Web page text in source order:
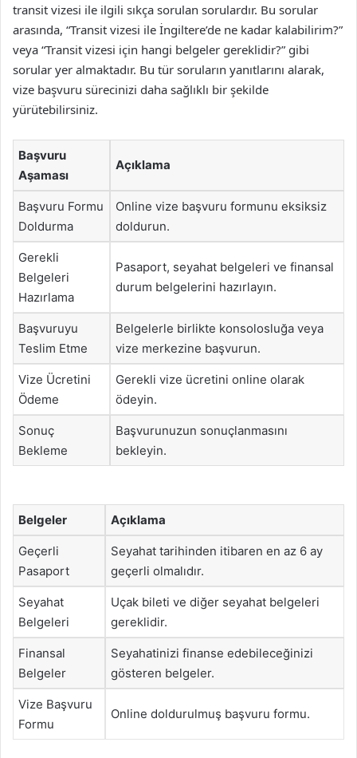
transit vizesi ile ilgili sıkça sorulan sorulardır. Bu sorular
arasında, “Transit vizesi ile İngiltere’de ne kadar kalabilirim?”
veya “Transit vizesi için hangi belgeler gereklidir?” gibi
sorular yer almaktadır. Bu tür soruların yanıtlarını alarak,
vize başvuru sürecinizi daha sağlıklı bir şekilde
yürütebilirsiniz.
Başvuru
Aşaması
Açıklama
Başvuru Formu
Doldurma
Online vize başvuru formunu eksiksiz
doldurun.
Gerekli
Belgeleri
Hazırlama
Pasaport, seyahat belgeleri ve finansal
durum belgelerini hazırlayın.
Başvuruyu
Teslim Etme
Belgelerle birlikte konsolosluğa veya
vize merkezine başvurun.
Vize Ücretini
Ödeme
Gerekli vize ücretini online olarak
ödeyin.
Sonuç
Bekleme
Başvurunuzun sonuçlanmasını
bekleyin.
Belgeler Açıklama
Geçerli
Pasaport
Seyahat tarihinden itibaren en az 6 ay
geçerli olmalıdır.
Seyahat
Belgeleri
Uçak bileti ve diğer seyahat belgeleri
gereklidir.
Finansal
Belgeler
Seyahatinizi finanse edebileceğinizi
gösteren belgeler.
Vize Başvuru
Formu
Online doldurulmuş başvuru formu.